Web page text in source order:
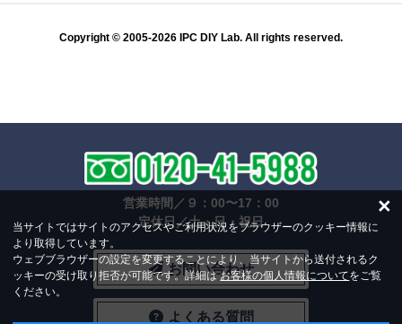
当サイトではサイトのアクセスやご利用状況をブラウザーのクッキー情報に
より取得しています。
ウェブブラウザーの設定を変更することにより、当サイトから送付されるク
ッキーの受け取り拒否が可能です。詳細はお客様の個人情報についてをご覧
ください。
×
Copyright © 2005-2026 IPC DIY Lab. All rights reserved.
営業時間／９：00〜17：00
定休日／土・日・祝日
お問い合わせ
よくある質問